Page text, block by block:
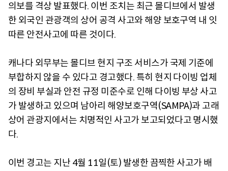
의보를 격상 발표했다. 이번 조치는 최근 몰디브에서 발생
한 외국인 관광객의 상어 공격 사고와 해양 보호구역 내 잇
따른 안전사고에 따른 것이다.
캐나다 외무부는 몰디브 현지 구조 서비스가 국제 기준에
부합하지 않을 수 있다고 경고했다. 특히 현지 다이빙 업체
의 장비 부실과 안전 규정 미준수로 인해 다이빙 부상 사고
가 발생하고 있으며 남아리 해양보호구역(SAMPA)과 고래
상어 관광지에서는 치명적인 사고가 보고되었다고 명시했
다.
이번 경고는 지난 4월 11일(토) 발생한 끔찍한 사고가 배